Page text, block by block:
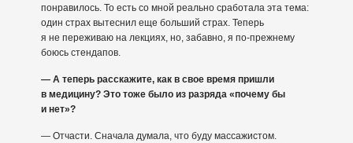
понравилось. То есть со мной реально сработала эта тема:
один страх вытеснил еще больший страх. Теперь
я не переживаю на лекциях, но, забавно, я по-прежнему
боюсь стендапов.
— А теперь расскажите, как в свое время пришли
в медицину? Это тоже было из разряда «почему бы
и нет»?
— Отчасти. Сначала думала, что буду массажистом.